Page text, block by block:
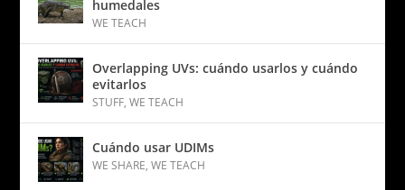
humedales
WE TEACH
Overlapping UVs: cuándo usarlos y cuándo
evitarlos
STUFF,WE TEACH
Cuándo usar UDIMs
WE SHARE,WE TEACH